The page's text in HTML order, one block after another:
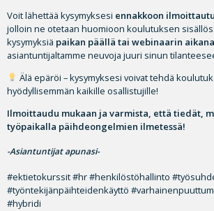
Voit lähettää kysymyksesi ennakkoon
jolloin ne otetaan huomioon koulutuksen
kysymyksiä paikan päällä tai webinaarin aikana
asiantuntijaltamme neuvoja juuri sinun
Älä epäröi – kysymyksesi voivat tehdä
hyödyllisemmän kaikille osallistujille!
Ilmoittaudu mukaan ja varmista, että tiedät,
työpaikalla päihdeongelmien ilmetessä!
-Asiantuntijat apunasi-
#ektietokurssit #hr #henkilöstöhallinto
#työntekijänpäihteidenkäyttö
#hybridi